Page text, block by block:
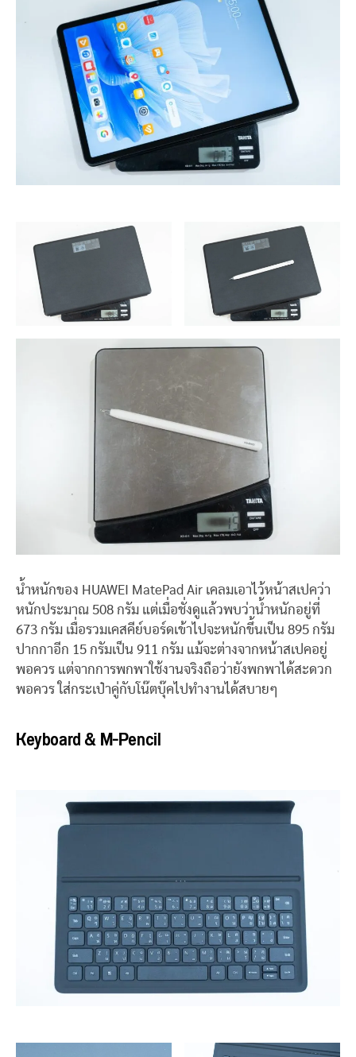
น้ำหนักของ HUAWEI MatePad Air เคลมเอาไว้หน้าสเปคว่า
หนักประมาณ 508 กรัม แต่เมื่อชั่งดูแล้วพบว่าน้ำหนักอยู่ที่
673 กรัม เมื่อรวมเคสคีย์บอร์ดเข้าไปจะหนักขึ้นเป็น 895 กรัม
ปากกาอีก 15 กรัมเป็น 911 กรัม แม้จะต่างจากหน้าสเปคอยู่
พอควร แต่จากการพกพาใช้งานจริงถือว่ายังพกพาได้สะดวก
พอควร ใส่กระเป๋าคู่กับโน๊ตบุ๊คไปทำงานได้สบายๆ
Keyboard & M-Pencil